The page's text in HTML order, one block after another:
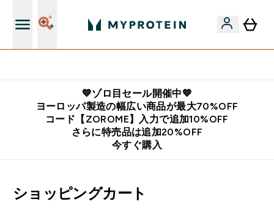
💙ゾロ目セール開催中💙
ヨーロッパ製造の幅広い商品が最大70%OFF
コード【ZOROME】入力で追加10%OFF
さらに特売品は追加20%OFF
今すぐ購入
ショッピングカート